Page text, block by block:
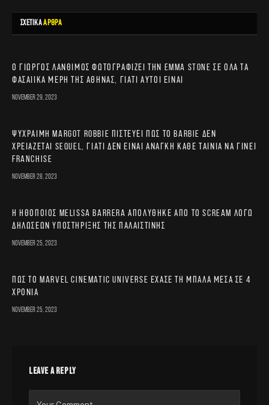
ΣΧΕΤΙΚΑΑΡΘΡΑ
Ο Γιώργος Λάνθιμος φωτογραφίζει την Emma Stone σε όλα τα
φασαίικα μέρη της Αθήνας, γιατί αυτοί είναι
November 29, 2023
Ψύχραιμη Margot Robbie πιστεύει πως το Barbie δεν
χρειάζεται sequel, γιατί δεν είναι ανάγκη κάθε ταινία να γίνει
franchise
November 28, 2023
Η ηθοποιός Melissa Barrera απολύθηκε από το Scream λόγω
δηλώσεων υποστήριξης της Παλαιστίνης
November 25, 2023
Πώς το Marvel Cinematic Universe έχασε τη μπάλα μέσα σε 4
χρόνια
November 25, 2023
LEAVE A REPLY